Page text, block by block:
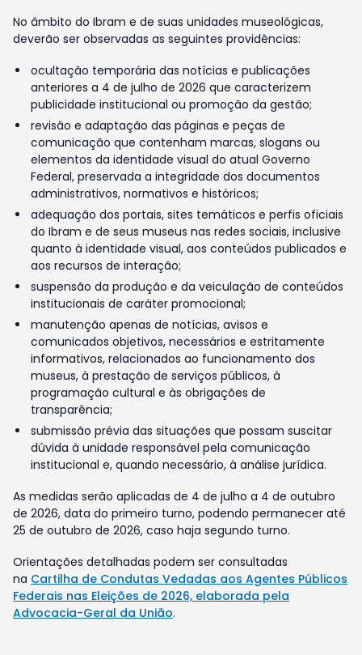
No âmbito do Ibram e de suas unidades museológicas,
deverão ser observadas as seguintes providências:
ocultação temporária das notícias e publicações
anteriores a 4 de julho de 2026 que caracterizem
publicidade institucional ou promoção da gestão;
revisão e adaptação das páginas e peças de
comunicação que contenham marcas, slogans ou
elementos da identidade visual do atual Governo
Federal, preservada a integridade dos documentos
administrativos, normativos e históricos;
adequação dos portais, sites temáticos e perfis oficiais
do Ibram e de seus museus nas redes sociais, inclusive
quanto à identidade visual, aos conteúdos publicados e
aos recursos de interação;
suspensão da produção e da veiculação de conteúdos
institucionais de caráter promocional;
manutenção apenas de notícias, avisos e
comunicados objetivos, necessários e estritamente
informativos, relacionados ao funcionamento dos
museus, à prestação de serviços públicos, à
programação cultural e às obrigações de
transparência;
submissão prévia das situações que possam suscitar
dúvida à unidade responsável pela comunicação
institucional e, quando necessário, à análise jurídica.
As medidas serão aplicadas de 4 de julho a 4 de outubro
de 2026, data do primeiro turno, podendo permanecer até
25 de outubro de 2026, caso haja segundo turno.
Orientações detalhadas podem ser consultadas
na Cartilha de Condutas Vedadas aos Agentes Públicos
Federais nas Eleições de 2026, elaborada pela
Advocacia-Geral da União.